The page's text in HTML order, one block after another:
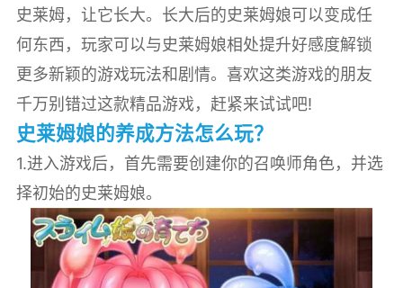
史莱姆，让它长大。长大后的史莱姆娘可以变成任
何东西，玩家可以与史莱姆娘相处提升好感度解锁
更多新颖的游戏玩法和剧情。喜欢这类游戏的朋友
千万别错过这款精品游戏，赶紧来试试吧!
史莱姆娘的养成方法怎么玩？
1.进入游戏后，首先需要创建你的召唤师角色，并选
择初始的史莱姆娘。